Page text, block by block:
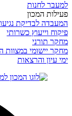
למעבר לחנות
פעילות המכון
המעבדה לבדיקת
פיקוח וייעוץ כשרותי
מחקר תורני
מחקר יישומי במצוות
ימי עיון והרצאות